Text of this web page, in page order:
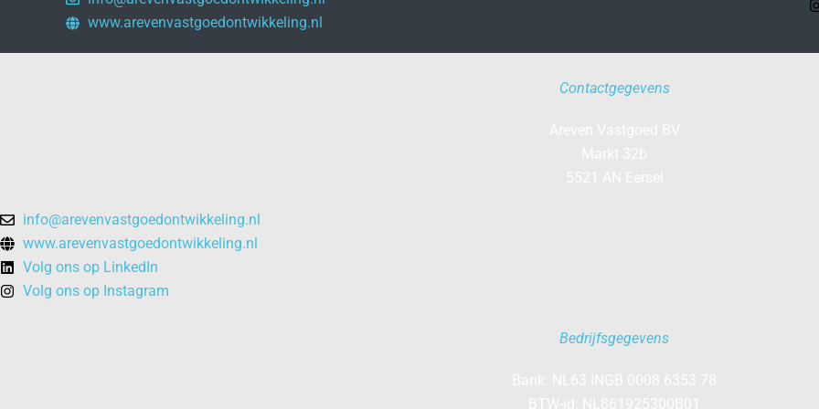
www.arevenvastgoedontwikkeling.nl
Contactgegevens
info@arevenvastgoedontwikkeling.nl
www.arevenvastgoedontwikkeling.nl
Volg ons op LinkedIn
Volg ons op Instagram
Bedrijfsgegevens